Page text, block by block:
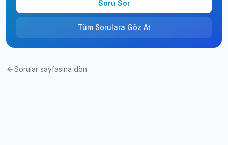
Soru Sor
Tüm Sorulara Göz At
Sorular sayfasına dön